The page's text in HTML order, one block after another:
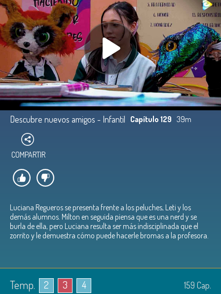
Descubre nuevos amigos - Infantil Capítulo 129 39m
COMPARTIR
Luciana Regueros se presenta frente a los peluches, Leti y los
demás alumnos. Milton en seguida piensa que es una nerd y se
burla de ella, pero Luciana resulta ser más indisciplinada que el
zorrito y le demuestra cómo puede hacerle bromas a la profesora.
Temp. 2 3 4 159 Cap.